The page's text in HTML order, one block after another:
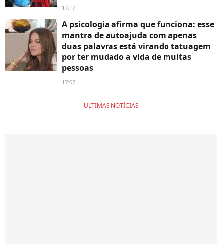
17:17
A psicologia afirma que funciona: esse
mantra de autoajuda com apenas
duas palavras está virando tatuagem
por ter mudado a vida de muitas
pessoas
17:02
ÚLTIMAS NOTÍCIAS